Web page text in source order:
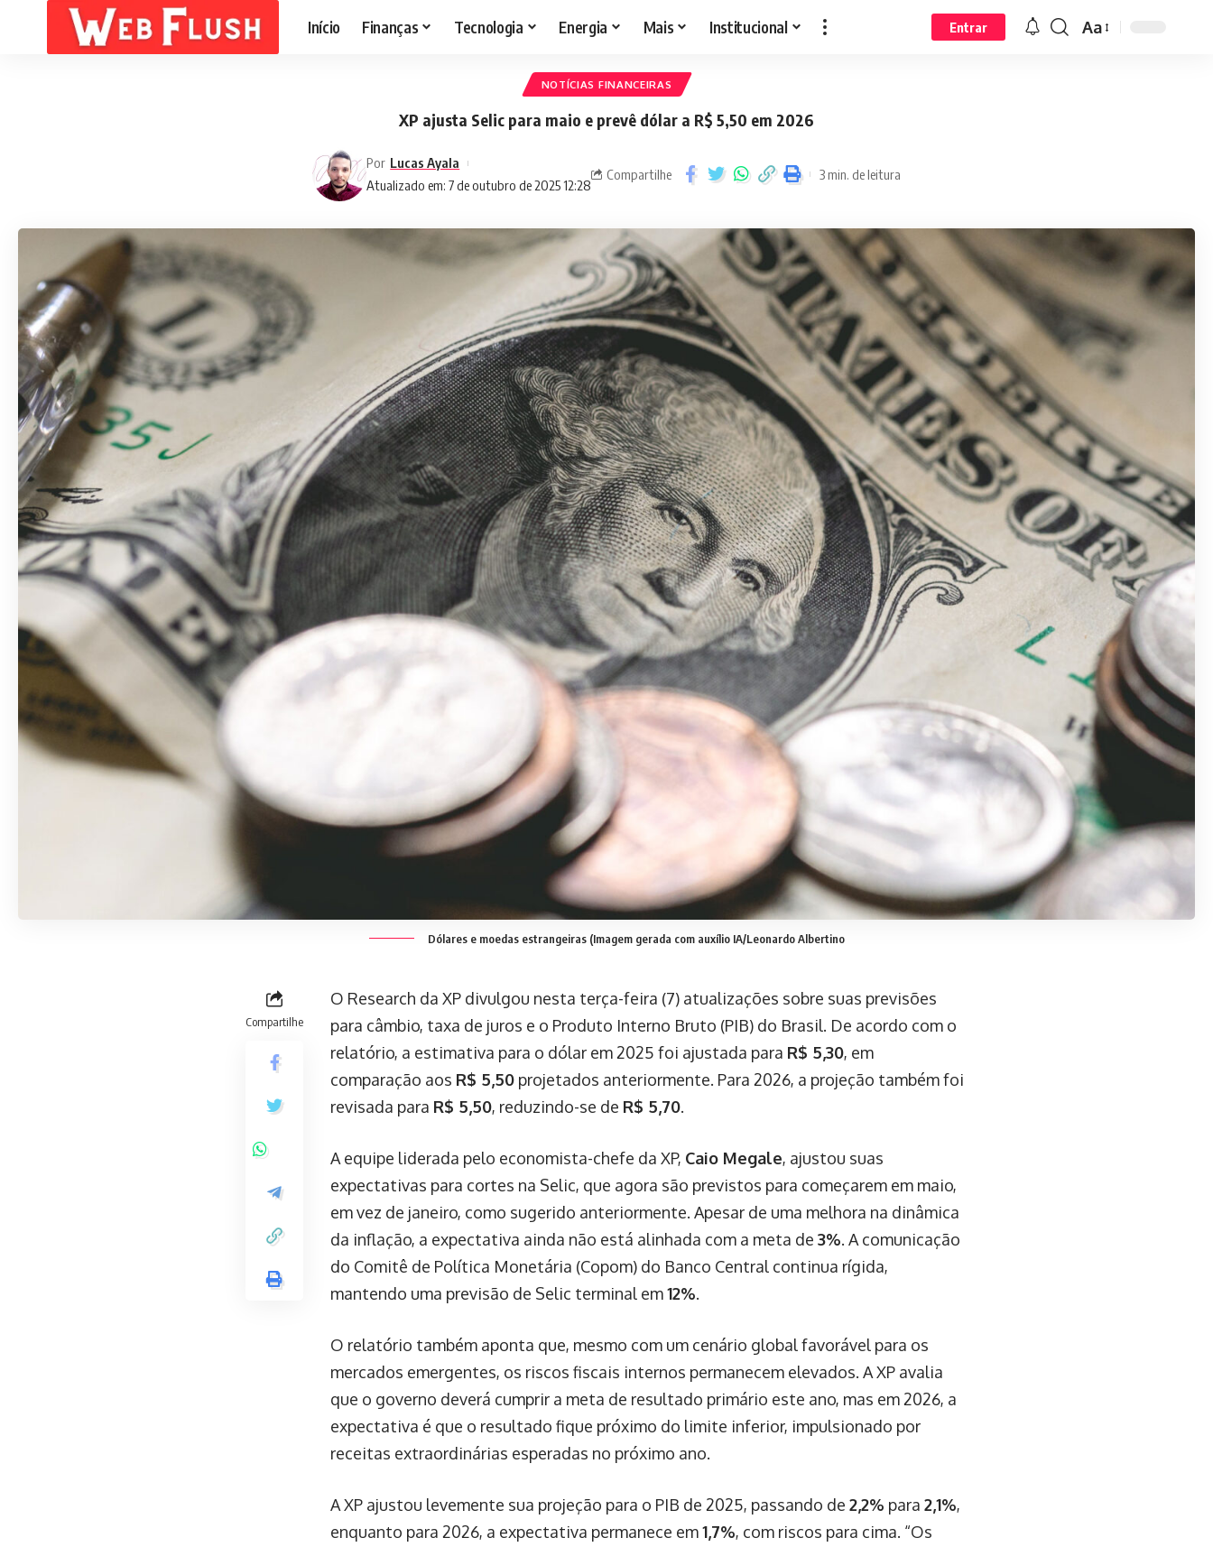
Início Finanças Tecnologia Energia Mais Institucional Entrar Aa
NOTÍCIAS FINANCEIRAS
XP ajusta Selic para maio e prevê dólar a R$ 5,50 em 2026
Atualizado em: 7 de outubro de 2025 12:28
Por Lucas Ayala
Compartilhe 3 min. de leitura
Dólares e moedas estrangeiras (Imagem gerada com auxílio IA/Leonardo Albertino
Compartilhe
O Research da XP divulgou nesta terça-feira (7) atualizações sobre suas previsões
para câmbio, taxa de juros e o Produto Interno Bruto (PIB) do Brasil. De acordo com o
relatório, a estimativa para o dólar em 2025 foi ajustada para R$ 5,30, em
comparação aos R$ 5,50 projetados anteriormente. Para 2026, a projeção também foi
revisada para R$ 5,50, reduzindo-se de R$ 5,70.
A equipe liderada pelo economista-chefe da XP, Caio Megale, ajustou suas
expectativas para cortes na Selic, que agora são previstos para começarem em maio,
em vez de janeiro, como sugerido anteriormente. Apesar de uma melhora na dinâmica
da inflação, a expectativa ainda não está alinhada com a meta de 3%. A comunicação
do Comitê de Política Monetária (Copom) do Banco Central continua rígida,
mantendo uma previsão de Selic terminal em12%.
O relatório também aponta que, mesmo com um cenário global favorável para os
mercados emergentes, os riscos fiscais internos permanecem elevados. A XP avalia
que o governo deverá cumprir a meta de resultado primário este ano, mas em 2026, a
expectativa é que o resultado fique próximo do limite inferior, impulsionado por
receitas extraordinárias esperadas no próximo ano.
A XP ajustou levemente sua projeção para o PIB de 2025, passando de 2,2% para 2,1%,
enquanto para 2026, a expectativa permanece em1,7%, com riscos para cima. “Os